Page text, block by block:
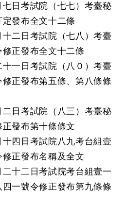
日考試院（七七）考臺秘
發布全文十二條
二日考試院（七八）考臺
正發布全文十二條
一日考試院（八０）考臺
正發布第五條、第八條條
日考試院（八三）考臺秘
發布第十條條文
四日考試院八九考台組壹
正發布名稱及全文
十二日考試院考台組壹一
一號令修正發布第九條條